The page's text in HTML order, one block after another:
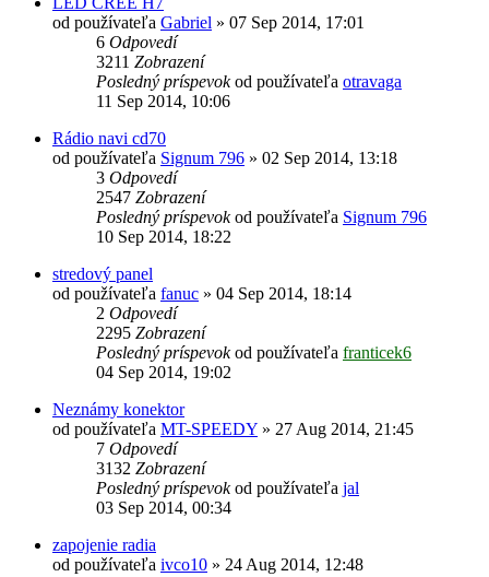
od používateľa Gabriel » 07 Sep 2014, 17:01
6 Odpovedí
3211 Zobrazení
Posledný príspevokod používateľa otravaga
11 Sep 2014, 10:06
Rádio navi cd70
od používateľa Signum 796 » 02 Sep 2014, 13:18
3 Odpovedí
2547 Zobrazení
Posledný príspevokod používateľa Signum 796
10 Sep 2014, 18:22
stredový panel
od používateľa fanuc » 04 Sep 2014, 18:14
2 Odpovedí
2295 Zobrazení
Posledný príspevokod používateľa franticek6
04 Sep 2014, 19:02
Neznámy konektor
od používateľa MT-SPEEDY » 27 Aug 2014, 21:45
7 Odpovedí
3132 Zobrazení
Posledný príspevokod používateľa jal
03 Sep 2014, 00:34
zapojenie radia
od používateľa ivco10 » 24 Aug 2014, 12:48